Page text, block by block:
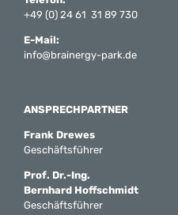
+49 (0) 24 61 31 89 730
E-Mail:
info@brainergy-park.de
ANSPRECHPARTNER
Frank Drewes
Geschäftsführer
Prof. Dr.-Ing.
Bernhard Hoffschmidt
Geschäftsführer